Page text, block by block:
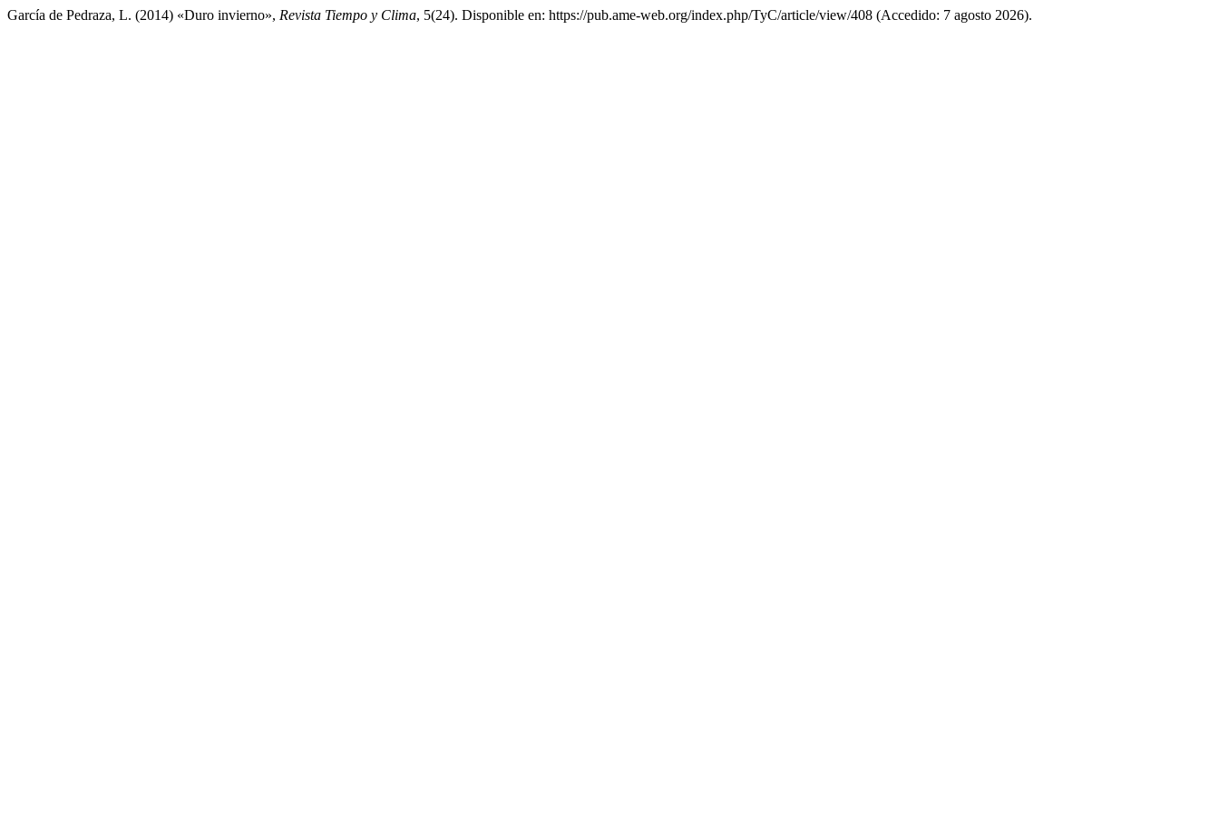
García de Pedraza, L. (2014) «Duro invierno», Revista Tiempo y Clima, 5(24). Disponible en: https://pub.ame-web.org/index.php/TyC/article/view/408 (Accedido: 7 agosto 2026).